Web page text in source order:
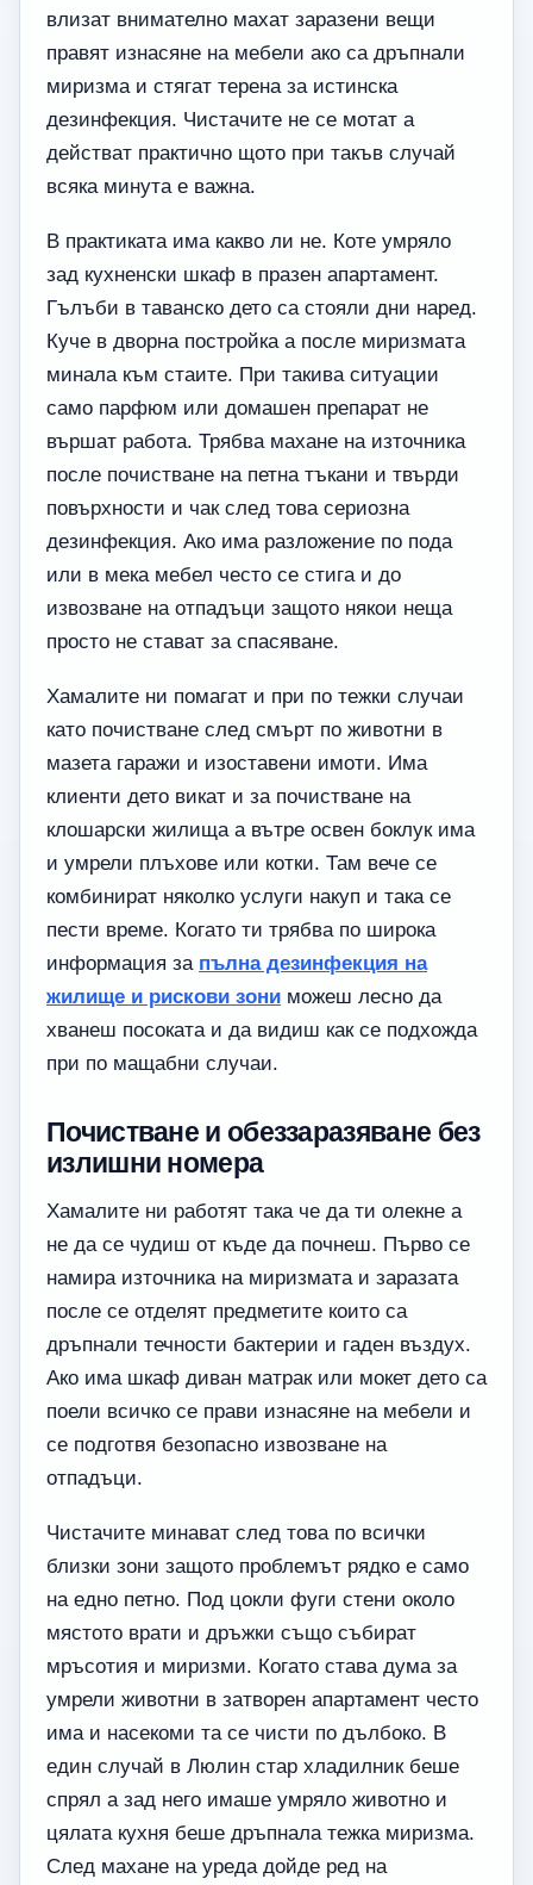
влизат внимателно махат заразени вещи
правят изнасяне на мебели ако са дръпнали
миризма и стягат терена за истинска
дезинфекция. Чистачите не се мотат а
действат практично щото при такъв случай
всяка минута е важна.
В практиката има какво ли не. Коте умряло
зад кухненски шкаф в празен апартамент.
Гълъби в таванско дето са стояли дни наред.
Куче в дворна постройка а после миризмата
минала към стаите. При такива ситуации
само парфюм или домашен препарат не
вършат работа. Трябва махане на източника
после почистване на петна тъкани и твърди
повърхности и чак след това сериозна
дезинфекция. Ако има разложение по пода
или в мека мебел често се стига и до
извозване на отпадъци защото някои неща
просто не стават за спасяване.
Хамалите ни помагат и при по тежки случаи
като почистване след смърт по животни в
мазета гаражи и изоставени имоти. Има
клиенти дето викат и за почистване на
клошарски жилища а вътре освен боклук има
и умрели плъхове или котки. Там вече се
комбинират няколко услуги накуп и така се
пести време. Когато ти трябва по широка
информация за пълна дезинфекция на
жилище и рискови зони можеш лесно да
хванеш посоката и да видиш как се подхожда
при по мащабни случаи.
Почистване и обеззаразяване без
излишни номера
Хамалите ни работят така че да ти олекне а
не да се чудиш от къде да почнеш. Първо се
намира източника на миризмата и заразата
после се отделят предметите които са
дръпнали течности бактерии и гаден въздух.
Ако има шкаф диван матрак или мокет дето са
поели всичко се прави изнасяне на мебели и
се подготвя безопасно извозване на
отпадъци.
Чистачите минават след това по всички
близки зони защото проблемът рядко е само
на едно петно. Под цокли фуги стени около
мястото врати и дръжки също събират
мръсотия и миризми. Когато става дума за
умрели животни в затворен апартамент често
има и насекоми та се чисти по дълбоко. В
един случай в Люлин стар хладилник беше
спрял а зад него имаше умряло животно и
цялата кухня беше дръпнала тежка миризма.
След махане на уреда дойде ред на